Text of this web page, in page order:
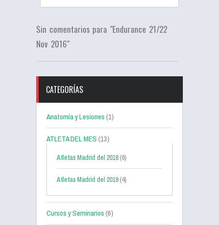
Sin comentarios para "Endurance 21/22
Nov 2016"
CATEGORÍAS
Anatomía y Lesiones(1)
ATLETA DEL MES(13)
Atletas Madrid del 2018 (6)
Atletas Madrid del 2019 (4)
Cursos y Seminarios(6)